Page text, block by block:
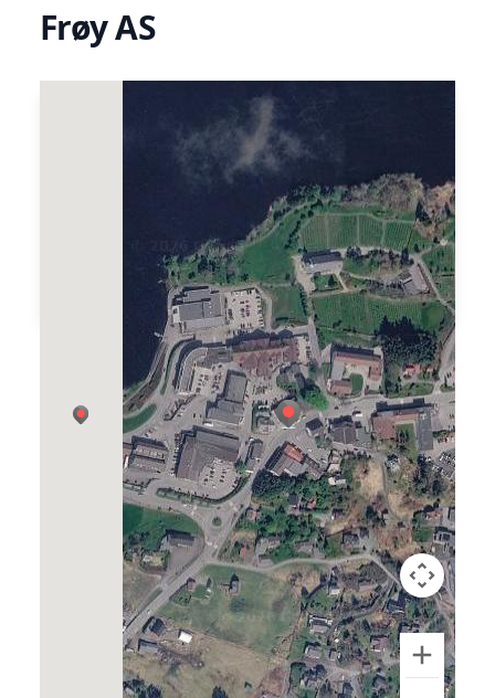
Frøy AS
Frøy er Norges største kompetansemiljø
innen akvaservice. Vi er totalleverandør av
fartøystjenester og en helintegrert partner i
din verdikjede.
Uansett hvor du er, eller hva slags oppdrag
du trenger oss til, er våre moderne fartøy
og erfarne fagfolk aldri langt unna.
Velger du folk og fartøy fra Frøy er du trygg
på at oppgavene blir løst på lag med deg og